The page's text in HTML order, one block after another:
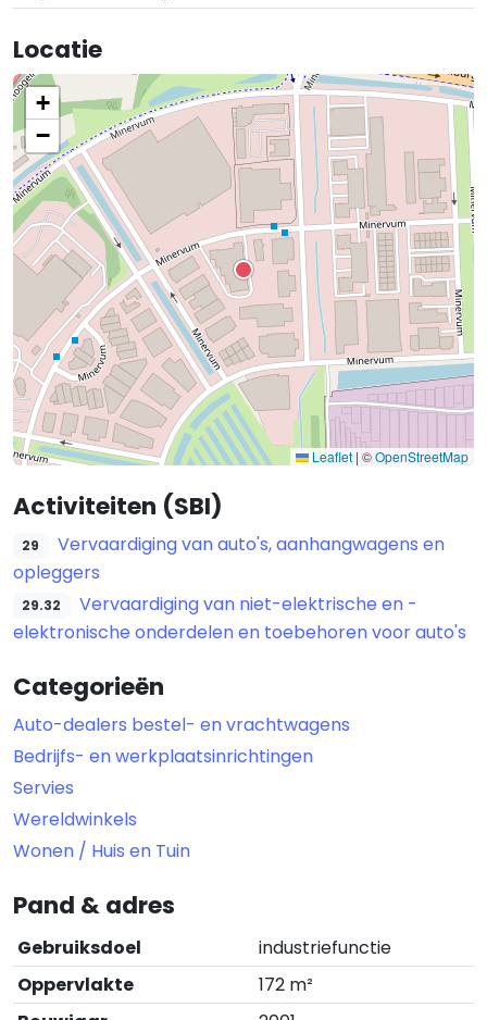
Locatie
+
−
Leaflet | ©OpenStreetMap
Activiteiten (SBI)
29
Vervaardiging van auto's, aanhangwagens en
opleggers
29.32
Vervaardiging van niet-elektrische en -
elektronische onderdelen en toebehoren voor auto's
Categorieën
Auto-dealers bestel- en vrachtwagens
Bedrijfs- en werkplaatsinrichtingen
Servies
Wereldwinkels
Wonen / Huis en Tuin
Pand & adres
Gebruiksdoel
industriefunctie
Oppervlakte
172 m²